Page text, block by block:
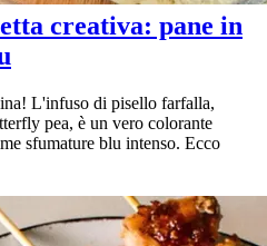
creativa: pane in
L'infuso di pisello farfalla,
pea, è un vero colorante
sfumature blu intenso. Ecco